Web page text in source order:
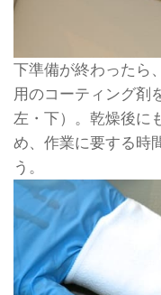
下準備が終わったら
用のコーティング剤
左・下）。乾燥後に
め、作業に要する時
う。